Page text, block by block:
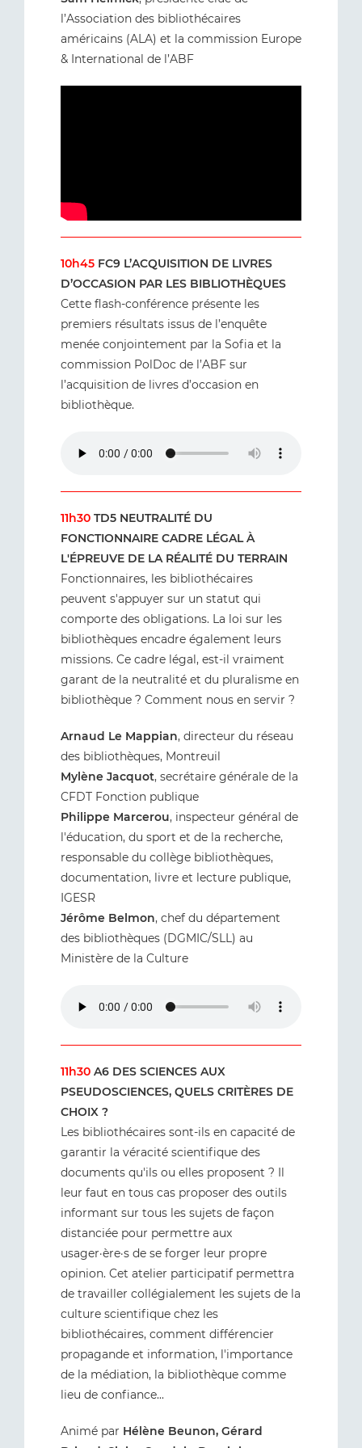
l’Association des bibliothécaires
américains (ALA) et la commission Europe
& International de l’ABF
10h45 FC9 L’ACQUISITION DE LIVRES
D’OCCASION PAR LES BIBLIOTHÈQUES
Cette flash-conférence présente les
premiers résultats issus de l’enquête
menée conjointement par la Sofia et la
commission PolDoc de l’ABF sur
l’acquisition de livres d’occasion en
bibliothèque.
11h30 TD5 NEUTRALITÉ DU
FONCTIONNAIRE CADRE LÉGAL À
L'ÉPREUVE DE LA RÉALITÉ DU TERRAIN
Fonctionnaires, les bibliothécaires
peuvent s'appuyer sur un statut qui
comporte des obligations. La loi sur les
bibliothèques encadre également leurs
missions. Ce cadre légal, est-il vraiment
garant de la neutralité et du pluralisme en
bibliothèque ? Comment nous en servir ?
Arnaud Le Mappian, directeur du réseau
des bibliothèques, Montreuil
Mylène Jacquot, secrétaire générale de la
CFDT Fonction publique
Philippe Marcerou, inspecteur général de
l'éducation, du sport et de la recherche,
responsable du collège bibliothèques,
documentation, livre et lecture publique,
IGESR
Jérôme Belmon, chef du département
des bibliothèques (DGMIC/SLL) au
Ministère de la Culture
11h30 A6 DES SCIENCES AUX
PSEUDOSCIENCES, QUELS CRITÈRES DE
CHOIX ?
Les bibliothécaires sont-ils en capacité de
garantir la véracité scientifique des
documents qu'ils ou elles proposent ? Il
leur faut en tous cas proposer des outils
informant sur tous les sujets de façon
distanciée pour permettre aux
usager·ère·s de se forger leur propre
opinion. Cet atelier participatif permettra
de travailler collégialement les sujets de la
culture scientifique chez les
bibliothécaires, comment différencier
propagande et information, l'importance
de la médiation, la bibliothèque comme
lieu de confiance...
Animé par Hélène Beunon, Gérard